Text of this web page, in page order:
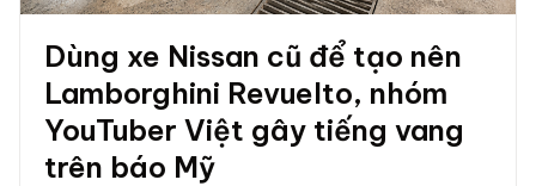
Dùng xe Nissan cũ để tạo nên
Lamborghini Revuelto, nhóm
YouTuber Việt gây tiếng vang
trên báo Mỹ